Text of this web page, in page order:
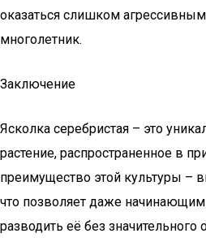
оказаться слишком
многолетник.
Заключение
Ясколка серебристая – это
растение, распространенное в
преимущество этой культуры –
что позволяет даже
разводить её без значительного